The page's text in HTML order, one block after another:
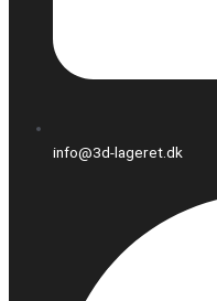
info@3d-lageret.dk